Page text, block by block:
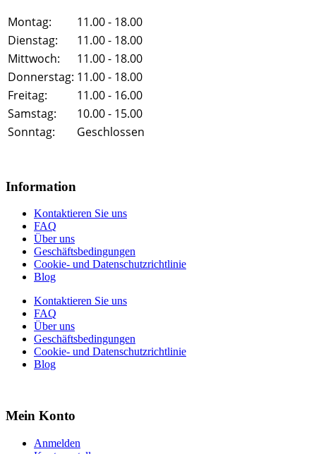
Montag:
11.00 - 18.00
Dienstag:
11.00 - 18.00
Mittwoch:
11.00 - 18.00
Donnerstag: 11.00 - 18.00
Freitag:
11.00 - 16.00
Samstag:
10.00 - 15.00
Sonntag:
Geschlossen
Information
Kontaktieren Sie uns
FAQ
Über uns
Geschäftsbedingungen
Cookie- und Datenschutzrichtlinie
Blog
Kontaktieren Sie uns
FAQ
Über uns
Geschäftsbedingungen
Cookie- und Datenschutzrichtlinie
Blog
Mein Konto
Anmelden